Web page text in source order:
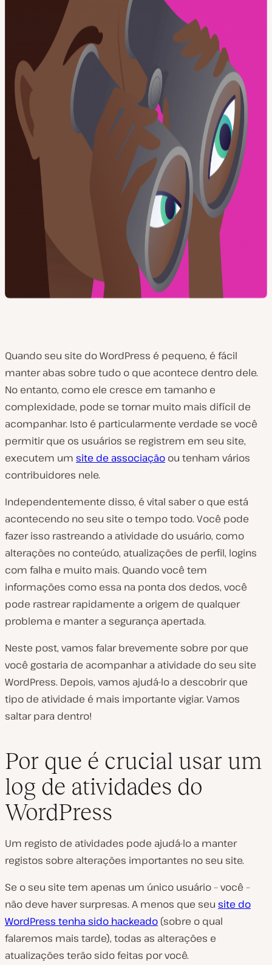
Quando seu site do WordPress é pequeno, é fácil
manter abas sobre tudo o que acontece dentro dele.
No entanto, como ele cresce em tamanho e
complexidade, pode se tornar muito mais difícil de
acompanhar. Isto é particularmente verdade se você
permitir que os usuários se registrem em seu site,
executem um site de associação ou tenham vários
contribuidores nele.
Independentemente disso, é vital saber o que está
acontecendo no seu site o tempo todo. Você pode
fazer isso rastreando a atividade do usuário, como
alterações no conteúdo, atualizações de perfil, logins
com falha e muito mais. Quando você tem
informações como essa na ponta dos dedos, você
pode rastrear rapidamente a origem de qualquer
problema e manter a segurança apertada.
Neste post, vamos falar brevemente sobre por que
você gostaria de acompanhar a atividade do seu site
WordPress. Depois, vamos ajudá-lo a descobrir que
tipo de atividade é mais importante vigiar. Vamos
saltar para dentro!
Por que é crucial usar um
log de atividades do
WordPress
Um registo de atividades pode ajudá-lo a manter
registos sobre alterações importantes no seu site.
Se o seu site tem apenas um único usuário – você –
não deve haver surpresas. A menos que seu site do
WordPress tenha sido hackeado (sobre o qual
falaremos mais tarde), todas as alterações e
atualizações terão sido feitas por você.